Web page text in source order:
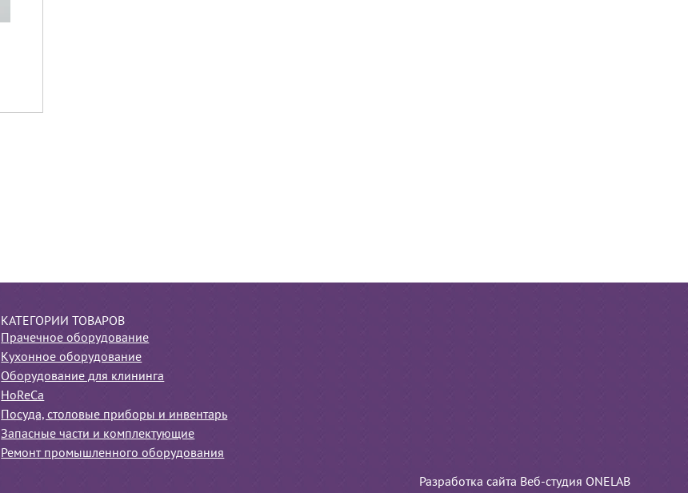
КАТЕГОРИИ ТОВАРОВ
Прачечное оборудование
Кухонное оборудование
Оборудование для клининга
HoReCa
Посуда, столовые приборы и инвентарь
Запасные части и комплектующие
Ремонт промышленного оборудования
Разработка сайта Веб-студия ONELAB